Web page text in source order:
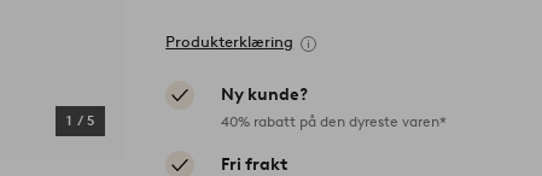
1 / 5
Produkterklæring
Ny kunde?
40% rabatt på den dyreste varen*
Fri frakt